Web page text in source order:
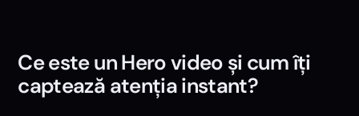
Ce este un Hero video și cum îți
captează atenția instant?